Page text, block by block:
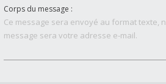
Corps du message :
Ce message sera envoyé au format texte,
message sera votre adresse e-mail.